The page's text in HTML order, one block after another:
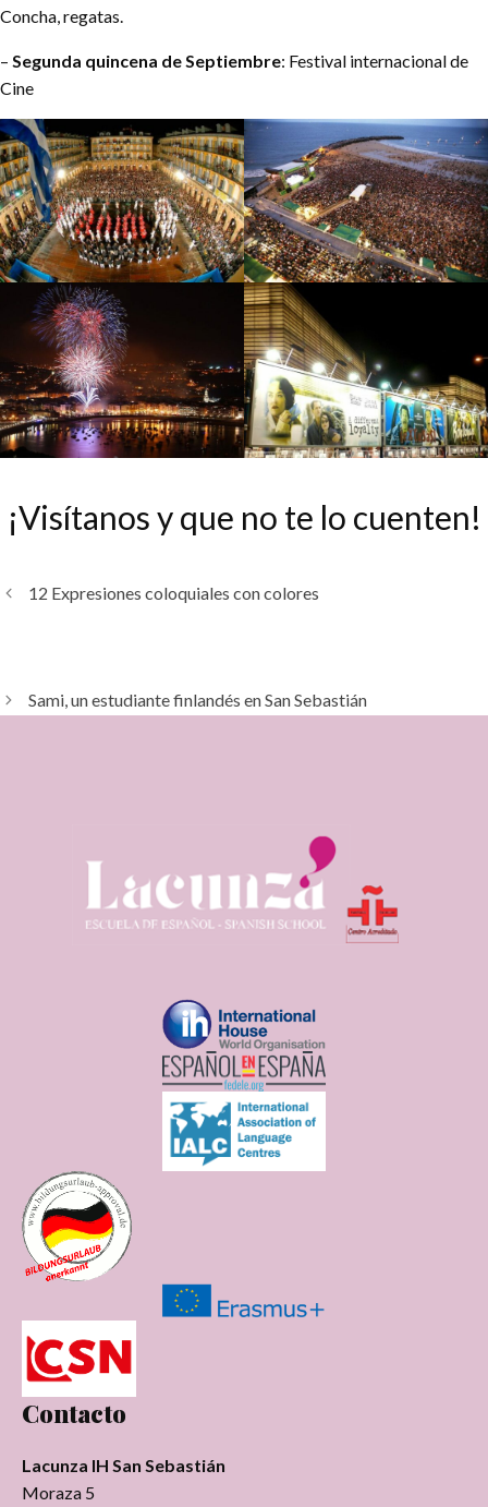
Concha, regatas.
– Segunda quincena de Septiembre: Festival internacional de
Cine
¡Visítanos y que no te lo cuenten!
12 Expresiones coloquiales con colores
Sami, un estudiante finlandés en San Sebastián
Contacto
Lacunza IH San Sebastián
Moraza 5